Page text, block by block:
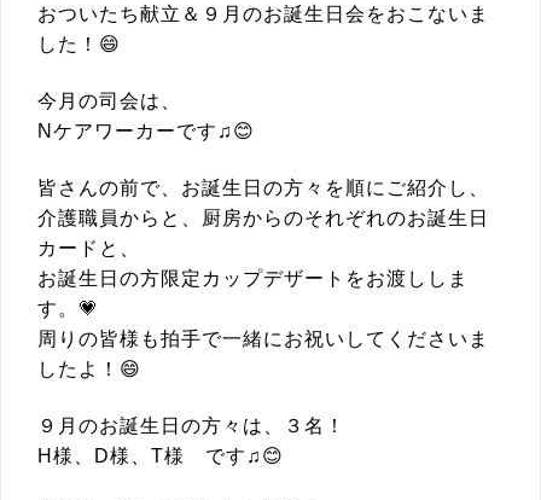
おついたち献立＆９月のお誕生日会をおこないま
した！😄
今月の司会は、
Nケアワーカーです♫😊
皆さんの前で、お誕生日の方々を順にご紹介し、
介護職員からと、厨房からのそれぞれのお誕生日
カードと、
お誕生日の方限定カップデザートをお渡ししま
す。💗
周りの皆様も拍手で一緒にお祝いしてくださいま
したよ！😄
９月のお誕生日の方々は、３名！
H様、D様、T様 です♫😊